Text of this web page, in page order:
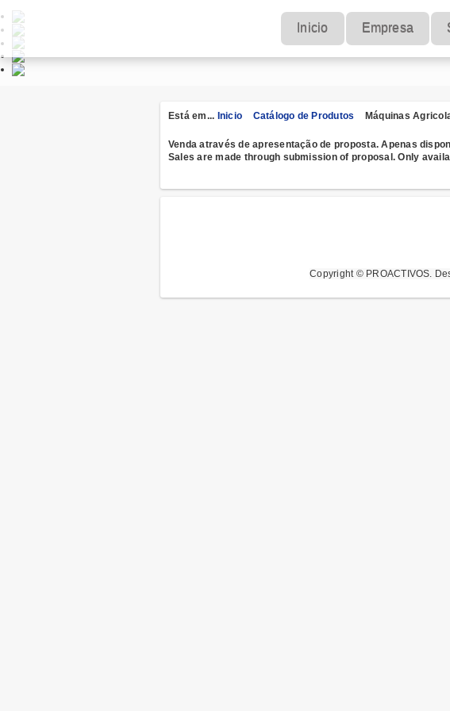
Inicio Empresa
Está em... Inicio Catálogo de Produtos Máquinas
Venda através de apresentação de proposta. Apenas
Sales are made through submission of proposal. Only
Copyright © PROACTIVOS.